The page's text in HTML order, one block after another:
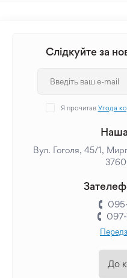
Слідкуйте за
Я прочитав Угода
Вул. Гоголя, 45/1,
До